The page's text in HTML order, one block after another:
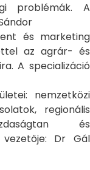
problémák. A
és marketing
az agrár- és
A specializáció
nemzetközi
regionális
és
vezetője: Dr Gál